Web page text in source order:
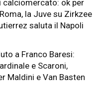
calciomercato: ok per
la Juve su Zirkzee
saluta il Napoli
a Franco Baresi:
e Scaroni,
Maldini e Van Basten